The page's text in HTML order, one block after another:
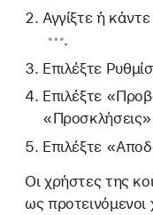
Αγγίξτε ή
.
Επιλέξτε
Επιλέξτε
Επιλέξτε
Οι χρήστες της
ως